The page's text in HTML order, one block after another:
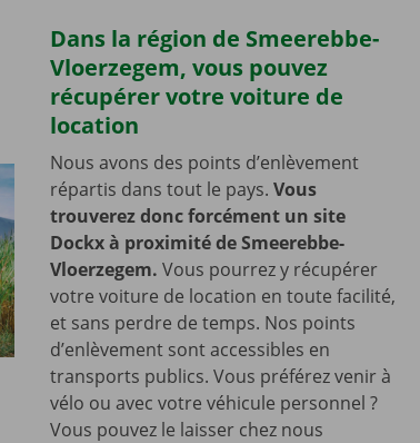
Dans la région de Smeerebbe-
Vloerzegem, vous pouvez
récupérer votre voiture de
location
Nous avons des points d’enlèvement
répartis dans tout le pays. Vous
trouverez donc forcément un site
Dockx à proximité de Smeerebbe-
Vloerzegem. Vous pourrez y récupérer
votre voiture de location en toute facilité,
et sans perdre de temps. Nos points
d’enlèvement sont accessibles en
transports publics. Vous préférez venir à
vélo ou avec votre véhicule personnel ?
Vous pouvez le laisser chez nous